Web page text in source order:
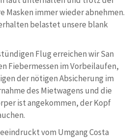
Masken immer wieder abnehmen.
belastet unsere blank
Flug erreichen wir San
Fiebermessen im Vorbeilaufen,
der nötigen Absicherung im
des Mietwagens und die
ist angekommen, der Kopf
vom Umgang Costa